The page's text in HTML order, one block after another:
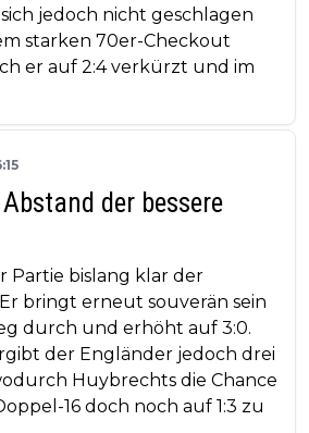
jedoch nicht geschlagen
starken 70er-Checkout
er auf 2:4 verkürzt und im
der bessere
Partie bislang klar der
bringt erneut souverän sein
durch und erhöht auf 3:0.
der Engländer jedoch drei
Huybrechts die Chance
16 doch noch auf 1:3 zu